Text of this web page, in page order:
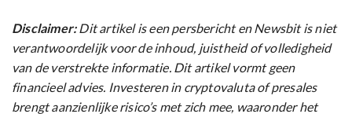
Disclaimer:Dit artikel is een persbericht en Newsbit is niet
verantwoordelijk voor de inhoud, juistheid of volledigheid
van de verstrekte informatie. Dit artikel vormt geen
financieel advies. Investeren in cryptovaluta of presales
brengt aanzienlijke risico’s met zich mee, waaronder het